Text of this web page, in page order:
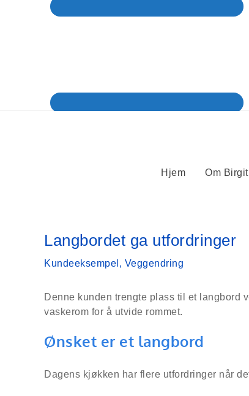
Hjem Om Birgit
Langbordet ga utfordringer
Kundeeksempel , Veggendring
Denne kunden trengte plass til et langbord
vaskerom for å utvide rommet.
Ønsket er et langbord
Dagens kjøkken har flere utfordringer når